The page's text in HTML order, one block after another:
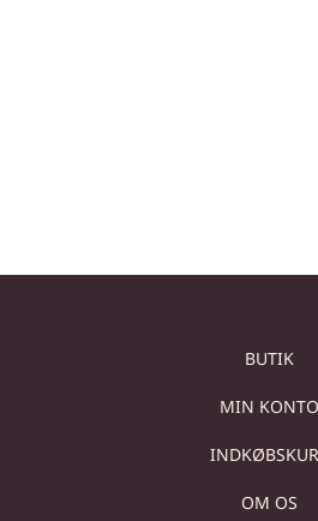
BUTIK
MIN KONTO
OM OS